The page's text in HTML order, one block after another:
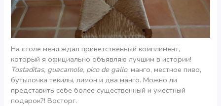
На столе меня ждал приветственный комплимент,
который я официально объявляю лучшим в истории!
Tostaditas, guacamole, pico de gallo, манго, местное пиво,
бутылочка текилы, лимон и два манго. Можно ли
представить себе более существенный и уместный
подарок?! Восторг.